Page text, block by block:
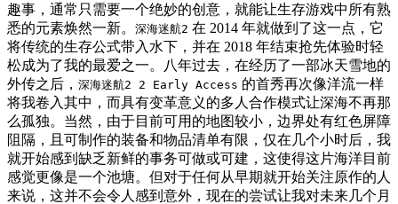
趣事，通常只需要一个绝妙的创意，就能让生存游戏中所有熟
悉的元素焕然一新。 深海迷航2 在 2014 年就做到了这一点，它
将传统的生存公式带入水下，并在 2018 年结束抢先体验时轻
松成为了我的最爱之一。八年过去，在经历了一部冰天雪地的
外传之后， 深海迷航2 2 Early Access 的首秀再次像洋流一样
将我卷入其中，而具有变革意义的多人合作模式让深海不再那
么孤独。当然，由于目前可用的地图较小，边界处有红色屏障
阻隔，且可制作的装备和物品清单有限，仅在几个小时后，我
就开始感到缺乏新鲜的事务可做或可建，这使得这片海洋目前
感觉更像是一个池塘。但对于任何从早期就开始关注原作的人
来说，这并不会令人感到意外，现在的尝试让我对未来几个月